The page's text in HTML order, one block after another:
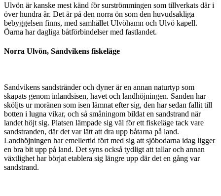
Ulvön är kanske mest känd för surströmmingen som tillverkats där i
över hundra år. Det är på den norra ön som den huvudsakliga
bebyggelsen finns, med samhället Ulvöhamn och Ulvö kapell.
Öarna har dagliga båtförbindelser med fastlandet.
Norra Ulvön, Sandvikens fiskeläge
Sandvikens sandstränder och dyner är en annan naturtyp som
skapats genom inlandsisen, havet och landhöjningen. Sanden har
sköljts ur moränen som isen lämnat efter sig, den har sedan fallit till
botten i lugna vikar, och så småningom bildat en sandstrand när
landet höjt sig. Platsen lämpade sig väl för ett fiskeläge tack vare
sandstranden, där det var lätt att dra upp båtarna på land.
Landhöjningen har emellertid fört med sig att sjöbodarna idag ligger
en bra bit upp på land. Det syns också tydligt att tallar och annan
växtlighet har börjat etablera sig längre upp där det en gång var
sandstrand.